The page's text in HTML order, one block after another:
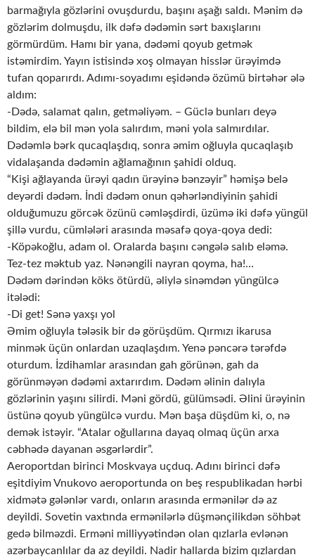
barmağıyla gözlərini ovuşdurdu, başını aşağı saldı. Mənim də
gözlərim dolmuşdu, ilk dəfə dədəmin sərt baxışlarını
görmürdüm. Hamı bir yana, dədəmi qoyub getmək
istəmirdim. Yayın istisində xoş olmayan hisslər ürəyimdə
tufan qoparırdı. Adımı-soyadımı eşidəndə özümü birtəhər ələ
aldım:
-Dədə, salamat qalın, getməliyəm. – Güclə bunları deyə
bildim, elə bil mən yola salırdım, məni yola salmırdılar.
Dədəmlə bərk qucaqlaşdıq, sonra əmim oğluyla qucaqlaşıb
vidalaşanda dədəmin ağlamağının şahidi olduq.
“Kişi ağlayanda ürəyi qadın ürəyinə bənzəyir” həmişə belə
deyərdi dədəm. İndi dədəm onun qəhərləndiyinin şahidi
olduğumuzu görcək özünü cəmləşdirdi, üzümə iki dəfə yüngül
şillə vurdu, cümlələri arasında məsafə qoya-qoya dedi:
-Köpəkoğlu, adam ol. Oralarda başını cəngələ salıb eləmə.
Tez-tez məktub yaz. Nənəngili nayran qoyma, ha!…
Dədəm dərindən köks ötürdü, əliylə sinəmdən yüngülcə
itələdi:
-Di get! Sənə yaxşı yol
Əmim oğluyla tələsik bir də görüşdüm. Qırmızı ikarusa
minmək üçün onlardan uzaqlaşdım. Yenə pəncərə tərəfdə
oturdum. İzdihamlar arasından gah görünən, gah da
görünməyən dədəmi axtarırdım. Dədəm əlinin dalıyla
gözlərinin yaşını silirdi. Məni gördü, gülümsədi. Əlini ürəyinin
üstünə qoyub yüngülcə vurdu. Mən başa düşdüm ki, o, nə
demək istəyir. “Atalar oğullarına dayaq olmaq üçün arxa
cəbhədə dayanan əsgərlərdir”.
Aeroportdan birinci Moskvaya uçduq. Adını birinci dəfə
eşitdiyim Vnukovo aeroportunda on beş respublikadan hərbi
xidmətə gələnlər vardı, onların arasında ermənilər də az
deyildi. Sovetin vaxtında ermənilərlə düşmənçilikdən söhbət
gedə bilməzdi. Erməni milliyyətindən olan qızlarla evlənən
azərbaycanlılar da az deyildi. Nadir hallarda bizim qızlardan